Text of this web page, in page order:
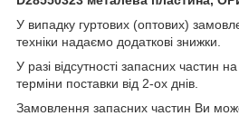
У випадку гуртових (оптових)
техніки надаємо додаткові знижки.
У разі відсутності запасних частин
терміни поставки від 2-ох днів.
Замовлення запасних частин Ви